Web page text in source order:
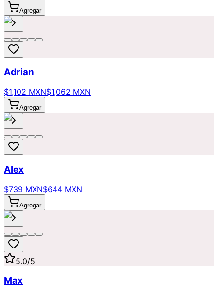
Agregar
Adrian
$1,102 MXN$1,062 MXN
Agregar
Alex
$739 MXN$644 MXN
Agregar
5.0/5
Max